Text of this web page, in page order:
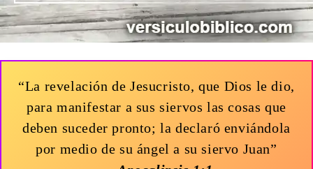
“La revelación de Jesucristo, que Dios le dio,
para manifestar a sus siervos las cosas que
deben suceder pronto; la declaró enviándola
por medio de su ángel a su siervo Juan”